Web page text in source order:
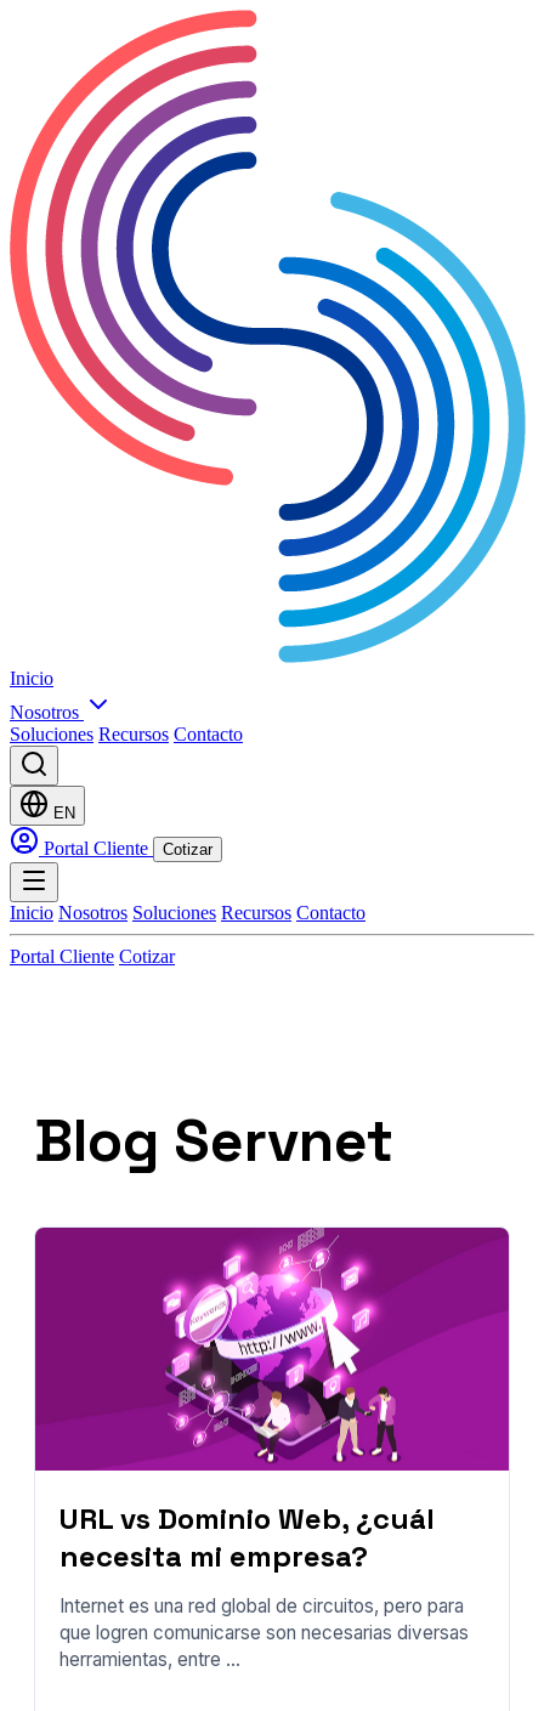
Inicio
Nosotros
Soluciones Recursos Contacto
EN
Portal Cliente Cotizar
Inicio Nosotros Soluciones Recursos Contacto
Portal Cliente Cotizar
Blog Servnet
URL vs Dominio Web, ¿cuál
necesita mi empresa?
Internet es una red global de circuitos, pero para
que logren comunicarse son necesarias diversas
herramientas, entre ...